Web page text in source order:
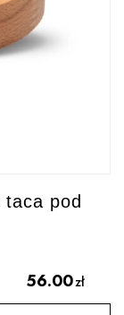
taca pod
56.00zł